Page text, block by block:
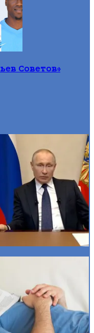
Советов»